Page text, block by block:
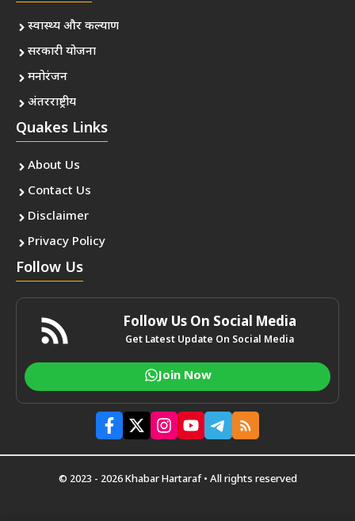
स्वास्थ्य और कल्याण
सरकारी योजना
मनोरंजन
अंतरराष्ट्रीय
Quakes Links
About Us
Contact Us
Disclaimer
Privacy Policy
Follow Us
Follow Us On Social Media
Get Latest Update On Social Media
Join Now
© 2023 - 2026 Khabar Hartaraf • All rights reserved